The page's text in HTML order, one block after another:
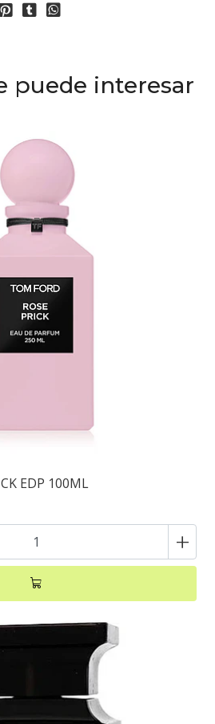
puede interesar
EDP 100ML
+